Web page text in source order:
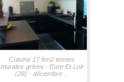
Cuisine 17.6m2 teintes
murales grises - Eure Et Loir
(28) - décembre ...